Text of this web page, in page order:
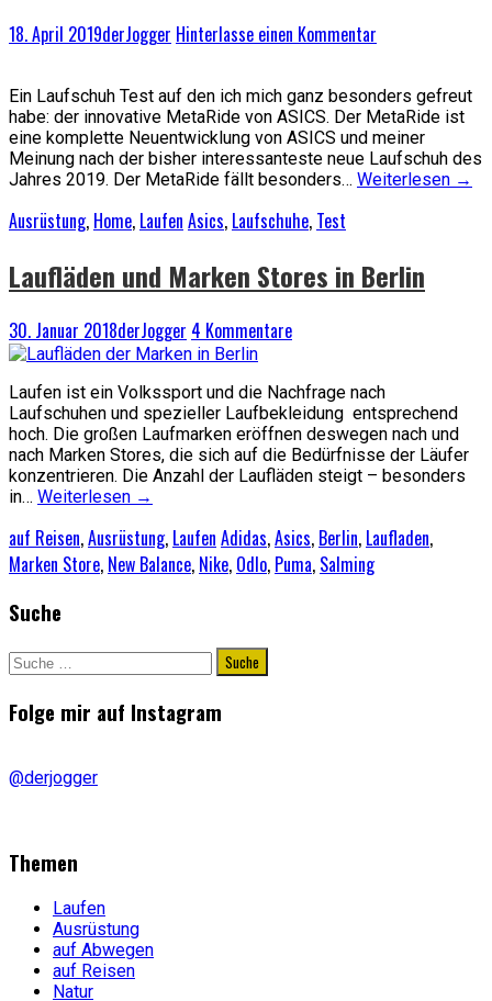
18. April 2019derJogger Hinterlasse einen Kommentar
Ein Laufschuh Test auf den ich mich ganz besonders gefreut
habe: der innovative MetaRide von ASICS. Der MetaRide ist
eine komplette Neuentwicklung von ASICS und meiner
Meinung nach der bisher interessanteste neue Laufschuh des
Jahres 2019. Der MetaRide fällt besonders… Weiterlesen →
Ausrüstung, Home, Laufen Asics, Laufschuhe, Test
Laufläden und Marken Stores in Berlin
30. Januar 2018derJogger 4 Kommentare
Laufen ist ein Volkssport und die Nachfrage nach
Laufschuhen und spezieller Laufbekleidung entsprechend
hoch. Die großen Laufmarken eröffnen deswegen nach und
nach Marken Stores, die sich auf die Bedürfnisse der Läufer
konzentrieren. Die Anzahl der Laufläden steigt – besonders
in… Weiterlesen →
auf Reisen,Ausrüstung, Laufen Adidas,Asics, Berlin, Laufladen,
Marken Store, New Balance, Nike, Odlo, Puma, Salming
Suche
Suche
nach:
Folge mir auf Instagram
@derjogger
Themen
Laufen
Ausrüstung
auf Abwegen
auf Reisen
Natur